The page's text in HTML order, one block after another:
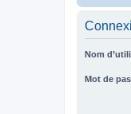
Nom
Mot de